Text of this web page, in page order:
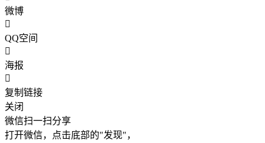
微博
QQ空间
海报
复制链接
关闭
微信扫一扫分享
打开微信，点击底部的"发现"，